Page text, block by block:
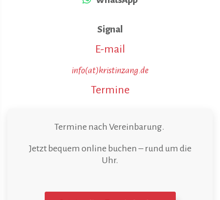
Signal
E-mail
info(at)kristinzang.de
Termine
Termine nach Vereinbarung.
Jetzt bequem online buchen – rund um die
Uhr.